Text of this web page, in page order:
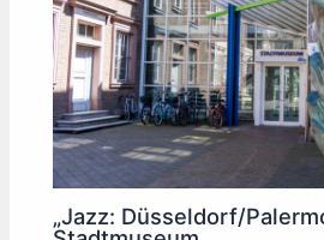
„Jazz: Düsseldorf/